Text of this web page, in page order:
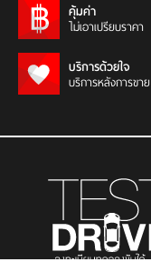
คุ้มค่า
ไม่เอาเปรียบราคา
บริการด้วยใจ
บริการหลังการขาย